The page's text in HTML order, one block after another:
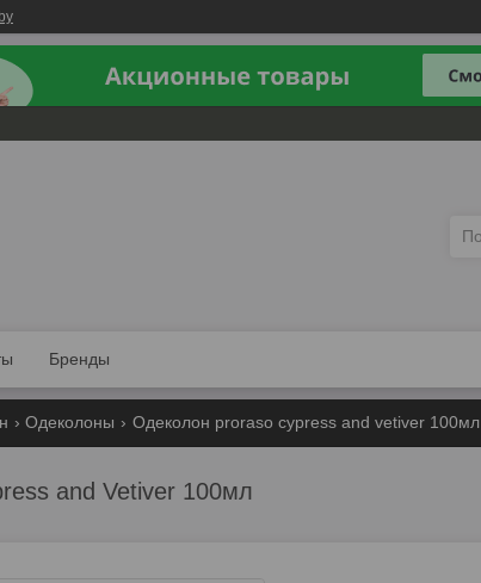
Бренды
Одеколоны Одеколон proraso cypress and vetiver 100мл
and Vetiver 100мл